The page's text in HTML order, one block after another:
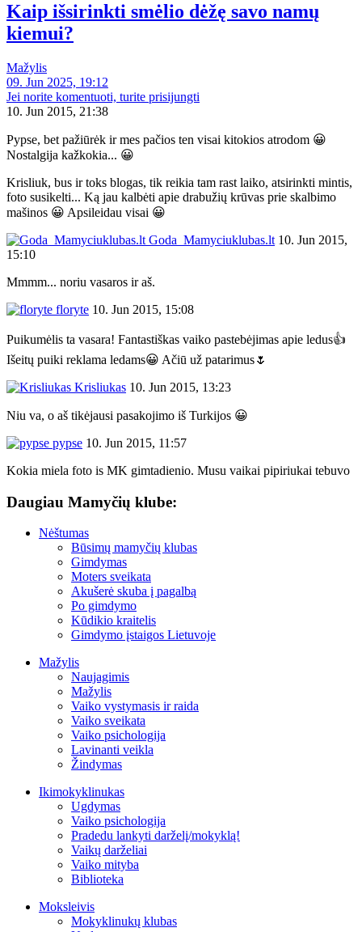
Kaip išsirinkti smėlio dėžę savo namų
kiemui?
Mažylis
09. Jun 2025, 19:12
Jei norite komentuoti, turite prisijungti
10. Jun 2015, 21:38
Pypse, bet pažiūrėk ir mes pačios ten visai kitokios atrodom 😀
Nostalgija kažkokia... 😀
Krisliuk, bus ir toks blogas, tik reikia tam rast laiko, atsirinkti mintis,
foto susikelti... Ką jau kalbėti apie drabužių krūvas prie skalbimo
mašinos 😀 Apsileidau visai 😀
Goda_Mamyciuklubas.lt 10. Jun 2015,
15:10
Mmmm... noriu vasaros ir aš.
floryte 10. Jun 2015, 15:08
Puikumėlis ta vasara! Fantastiškas vaiko pastebėjimas apie ledus👍
Išeitų puiki reklama ledams😀 Ačiū už patarimus🌷
Krisliukas 10. Jun 2015, 13:23
Niu va, o aš tikėjausi pasakojimo iš Turkijos 😀
pypse 10. Jun 2015, 11:57
Kokia miela foto is MK gimtadienio. Musu vaikai pipiriukai tebuvo
Daugiau Mamyčių klube:
Nėštumas
Būsimų mamyčių klubas
Gimdymas
Moters sveikata
Akušerė skuba į pagalbą
Po gimdymo
Kūdikio kraitelis
Gimdymo įstaigos Lietuvoje
Mažylis
Naujagimis
Mažylis
Vaiko vystymasis ir raida
Vaiko sveikata
Vaiko psichologija
Lavinanti veikla
Žindymas
Ikimokyklinukas
Ugdymas
Vaiko psichologija
Pradedu lankyti darželį/mokyklą!
Vaikų darželiai
Vaiko mityba
Biblioteka
Moksleivis
Mokyklinukų klubas